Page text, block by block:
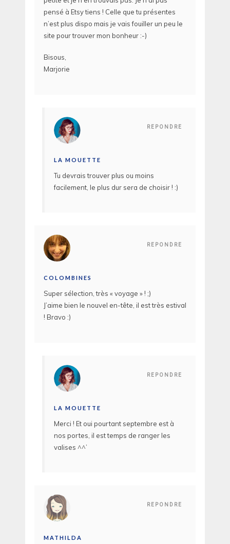
pensé à Etsy tiens ! Celle que tu présentes
n’est plus dispo mais je vais fouiller un peu le
site pour trouver mon bonheur :-)
Bisous,
Marjorie
REPONDRE
LA MOUETTE
Tu devrais trouver plus ou moins
facilement, le plus dur sera de choisir ! :)
REPONDRE
COLOMBINES
Super sélection, très « voyage » ! ;)
J’aime bien le nouvel en-tête, il est très estival
! Bravo :)
REPONDRE
LA MOUETTE
Merci ! Et oui pourtant septembre est à
nos portes, il est temps de ranger les
valises ^^’
REPONDRE
MATHILDA